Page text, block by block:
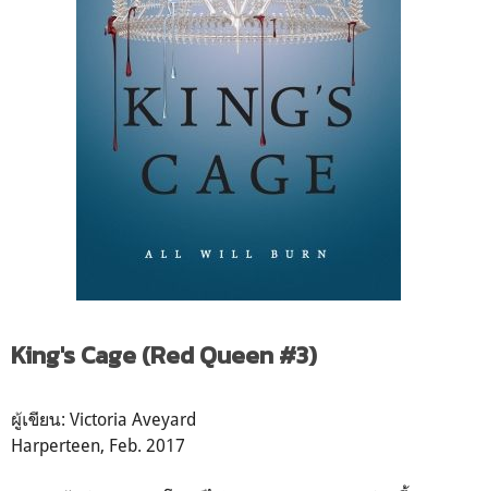
King's Cage (Red Queen #3)
ผู้เขียน: Victoria Aveyard
Harperteen, Feb. 2017